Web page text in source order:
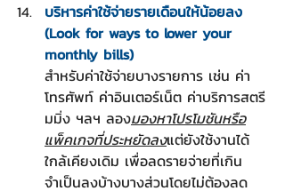
บริหารค่าใช้จ่ายรายเดือนให้น้อยลง
(Look for ways to lower your
monthly bills)
สำหรับค่าใช้จ่ายบางรายการ เช่น ค่า
โทรศัพท์ ค่าอินเตอร์เน็ต ค่าบริการสตรี
มมิ่ง ฯลฯ ลองมองหาโปรโมชันหรือ
แพ็คเกจที่ประหยัดลงแต่ยังใช้งานได้
ใกล้เคียงเดิม เพื่อลดรายจ่ายที่เกิน
จำเป็นลงบ้างบางส่วนโดยไม่ต้องลด